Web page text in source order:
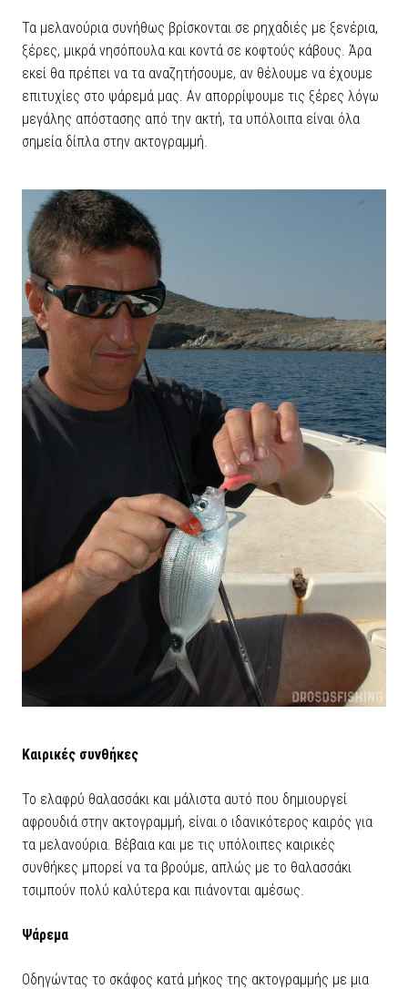
Τα μελανούρια συνήθως βρίσκονται σε ρηχαδιές με ξενέρια,
ξέρες, μικρά νησόπουλα και κοντά σε κοφτούς κάβους. Άρα
εκεί θα πρέπει να τα αναζητήσουμε, αν θέλουμε να έχουμε
επιτυχίες στο ψάρεμά μας. Αν απορρίψουμε τις ξέρες λόγω
μεγάλης απόστασης από την ακτή, τα υπόλοιπα είναι όλα
σημεία δίπλα στην ακτογραμμή.
Καιρικές συνθήκες
Το ελαφρύ θαλασσάκι και μάλιστα αυτό που δημιουργεί
αφρουδιά στην ακτογραμμή, είναι ο ιδανικότερος καιρός για
τα μελανούρια. Βέβαια και με τις υπόλοιπες καιρικές
συνθήκες μπορεί να τα βρούμε, απλώς με το θαλασσάκι
τσιμπούν πολύ καλύτερα και πιάνονται αμέσως.
Ψάρεμα
Οδηγώντας το σκάφος κατά μήκος της ακτογραμμής με μια